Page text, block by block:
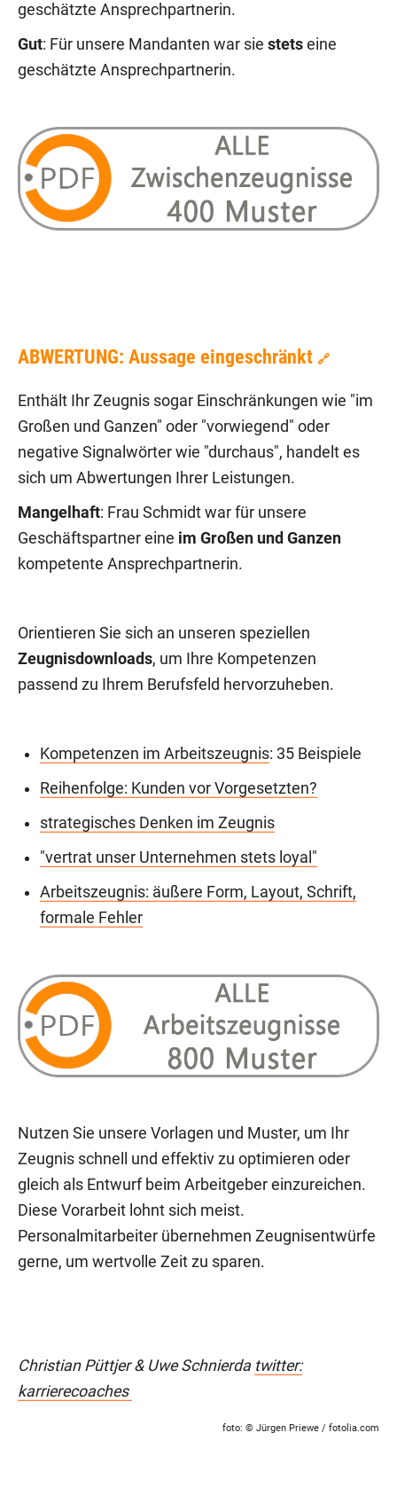
geschätzte Ansprechpartnerin.
Gut: Für unsere Mandanten war sie stets eine
geschätzte Ansprechpartnerin.
ABWERTUNG: Aussage eingeschränkt 🔗
Enthält Ihr Zeugnis sogar Einschränkungen wie "im
Großen und Ganzen" oder "vorwiegend" oder
negative Signalwörter wie "durchaus", handelt es
sich um Abwertungen Ihrer Leistungen.
Mangelhaft: Frau Schmidt war für unsere
Geschäftspartner eine im Großen und Ganzen
kompetente Ansprechpartnerin.
Orientieren Sie sich an unseren speziellen
Zeugnisdownloads, um Ihre Kompetenzen
passend zu Ihrem Berufsfeld hervorzuheben.
Kompetenzen im Arbeitszeugnis: 35 Beispiele
Reihenfolge: Kunden vor Vorgesetzten?
strategisches Denken im Zeugnis
"vertrat unser Unternehmen stets loyal"
Arbeitszeugnis: äußere Form, Layout, Schrift,
formale Fehler
Nutzen Sie unsere Vorlagen und Muster, um Ihr
Zeugnis schnell und effektiv zu optimieren oder
gleich als Entwurf beim Arbeitgeber einzureichen.
Diese Vorarbeit lohnt sich meist.
Personalmitarbeiter übernehmen Zeugnisentwürfe
gerne, um wertvolle Zeit zu sparen.
Christian Püttjer & Uwe Schnierda twitter:
karrierecoaches
foto: © Jürgen Priewe / fotolia.com